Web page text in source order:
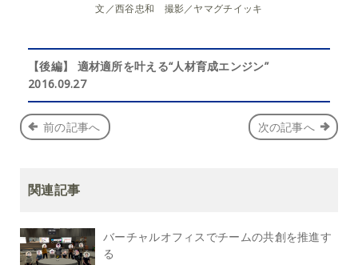
文／西谷忠和 撮影／ヤマグチイッキ
【後編】 適材適所を叶える“人材育成エンジン”
2016.09.27
前の記事へ 次の記事へ
関連記事
バーチャルオフィスでチームの共創を推進す
る